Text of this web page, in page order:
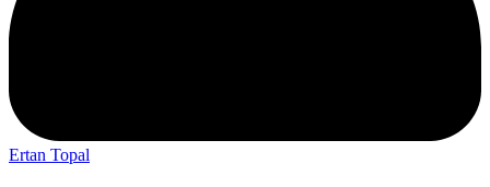
Ertan Topal